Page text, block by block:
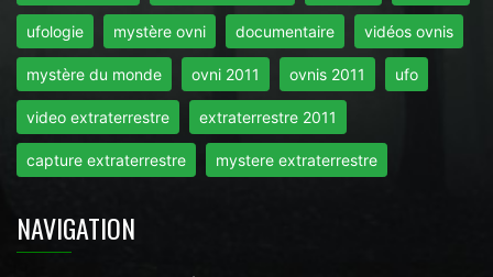
ufologie mystère ovni documentaire vidéos ovnis
mystère du monde ovni 2011 ovnis 2011 ufo
video extraterrestre extraterrestre 2011
capture extraterrestre mystere extraterrestre
NAVIGATION